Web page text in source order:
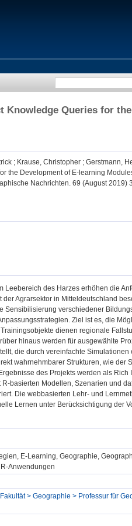
Queries for
; Krause, Christopher ; Gerstmann,
the Development of E-learning
Nachrichten. 69 (August 2019)
des Harzes erhöhen die
Agrarsektor in Mitteldeutschland
verschiedener
Ziel ist es, die
dienen regionale
hinaus werden für ausgewählte
die durch vereinfachte
wahrnehmbarer Strukturen, wie der
des Projekts werden als
basierten Modellen, Szenarien und
Die webbasierten Lehr- und
Lernen unter Berücksichtigung der
E-Learning, Geographie,
Anwendungen
> Geographie > Professur für